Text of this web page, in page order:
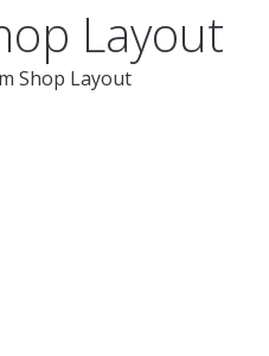
Layout
Shop Layout